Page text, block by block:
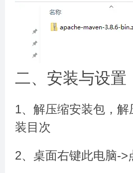
二、安装与设置
1、解压缩安装包，解
装目次
2、桌面右键此电脑->